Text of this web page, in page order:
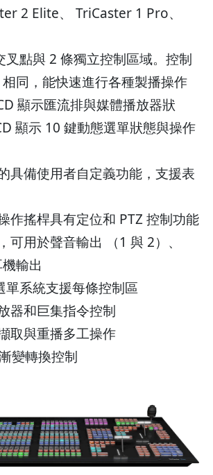
2 Elite、 TriCaster 1 Pro、
點與 2 條獨立控制區域。控制
同，能快速進行各種製播操作
顯示匯流排與媒體播放器狀
顯示 10 鍵動態選單狀態與操作
具備使用者自定義功能，支援表
作搖桿具有定位和 PTZ 控制功能
用於聲音輸出 （1 與 2）、
輸出
系統支援每條控制區
器和巨集指令控制
取與重播多工操作
變轉換控制